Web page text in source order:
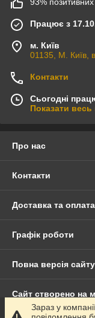
93% позитивних
Працює з
м. Київ
01135, М. Київ,
Контакти
Сьогодні
Показати весь
Про нас
Контакти
Доставка та оплата
Графік роботи
Повна версія сайту
Сайт створено на
Зараз у